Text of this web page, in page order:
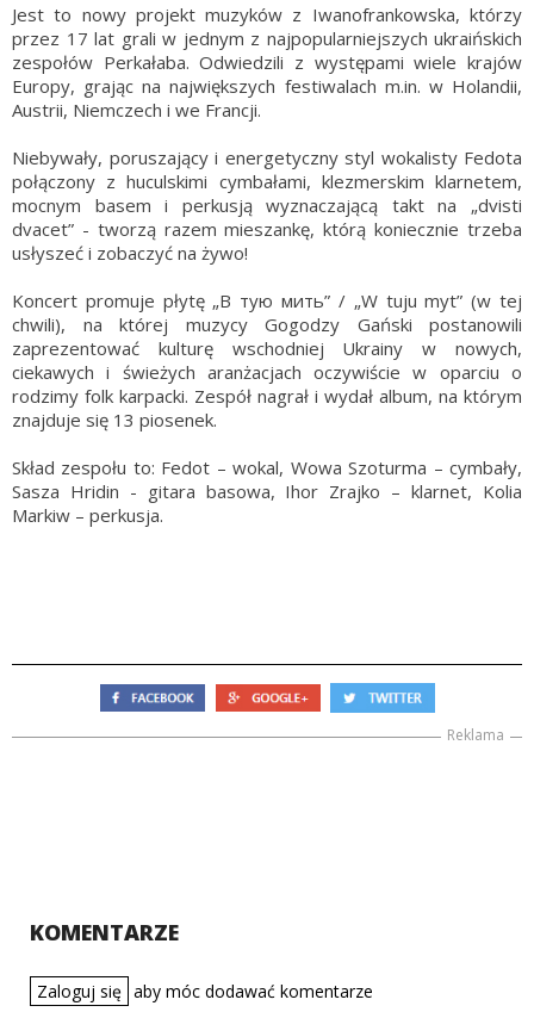
Jest to nowy projekt muzyków z Iwanofrankowska, którzy
przez 17 lat grali w jednym z najpopularniejszych ukraińskich
zespołów Perkałaba. Odwiedzili z występami wiele krajów
Europy, grając na największych festiwalach m.in. w Holandii,
Austrii, Niemczech i we Francji.
Niebywały, poruszający i energetyczny styl wokalisty Fedota
połączony z huculskimi cymbałami, klezmerskim klarnetem,
mocnym basem i perkusją wyznaczającą takt na „dvisti
dvacet” - tworzą razem mieszankę, którą koniecznie trzeba
usłyszeć i zobaczyć na żywo!
Koncert promuje płytę „В тую мить” / „W tuju myt” (w tej
chwili), na której muzycy Gogodzy Gański postanowili
zaprezentować kulturę wschodniej Ukrainy w nowych,
ciekawych i świeżych aranżacjach oczywiście w oparciu o
rodzimy folk karpacki. Zespół nagrał i wydał album, na którym
znajduje się 13 piosenek.
Skład zespołu to: Fedot – wokal, Wowa Szoturma – cymbały,
Sasza Hridin - gitara basowa, Ihor Zrajko – klarnet, Kolia
Markiw – perkusja.
Reklama
KOMENTARZE
Zaloguj się aby móc dodawać komentarze